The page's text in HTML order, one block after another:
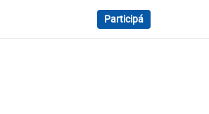
Participá